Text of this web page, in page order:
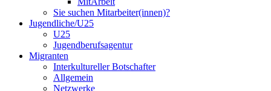
Sie suchen Mitarbeiter(innen)?
Jugendliche/U25
U25
Jugendberufsagentur
Migranten
Interkultureller Botschafter
Allgemein
Netzwerke